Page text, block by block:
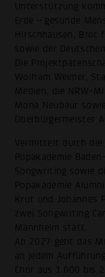
Unterstützung
Erde – gesunde
Hirschhausen, Brot
sowie der
Die
Wolfram Weimer,
Medien, die NRW-
Mona Neubaur
Oberbürgermeister
Vermittelt durch die
Popakademie
Songwriting sowie
Popakademie
Krut und Johannes
zwei Songwriting
Mannheim statt.
Ab 2027 geht das
an jedem
Chor aus 1.000 bis